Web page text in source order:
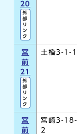
20
外
部
リ
ン
ク
宮
前
21
外
部
リ
ン
ク
土橋3-1-1
宮
前
宮崎3-18-
2